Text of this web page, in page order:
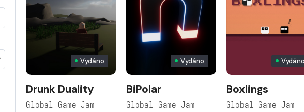
Vydáno
Drunk Duality
Global Game Jam
Vydáno
BiPolar
Global Game Jam
Boxlings
Global Game Jam